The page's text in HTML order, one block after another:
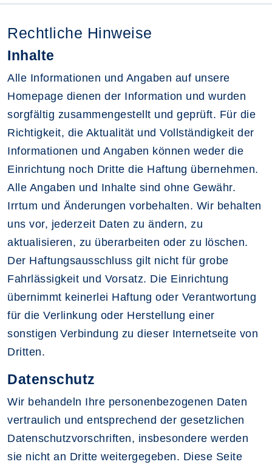
Rechtliche Hinweise
Inhalte
Alle Informationen und Angaben auf unsere
Homepage dienen der Information und wurden
sorgfältig zusammengestellt und geprüft. Für die
Richtigkeit, die Aktualität und Vollständigkeit der
Informationen und Angaben können weder die
Einrichtung noch Dritte die Haftung übernehmen.
Alle Angaben und Inhalte sind ohne Gewähr.
Irrtum und Änderungen vorbehalten. Wir behalten
uns vor, jederzeit Daten zu ändern, zu
aktualisieren, zu überarbeiten oder zu löschen.
Der Haftungsausschluss gilt nicht für grobe
Fahrlässigkeit und Vorsatz. Die Einrichtung
übernimmt keinerlei Haftung oder Verantwortung
für die Verlinkung oder Herstellung einer
sonstigen Verbindung zu dieser Internetseite von
Dritten.
Datenschutz
Wir behandeln Ihre personenbezogenen Daten
vertraulich und entsprechend der gesetzlichen
Datenschutzvorschriften, insbesondere werden
sie nicht an Dritte weitergegeben. Diese Seite